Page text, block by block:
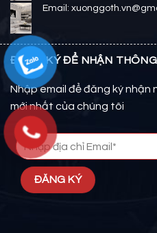
Email:
ĐĂNG KÝ ĐỂ NHẬN
Nhập email để đăng ký nhận
mới nhất của chúng tôi